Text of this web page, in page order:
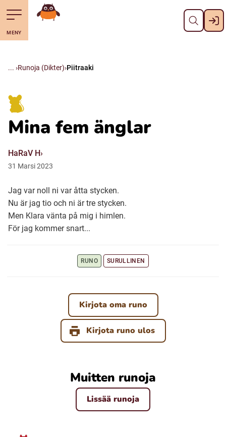
Till navigering av sidans innehåll
Till övergripande innehåll för webbplatsen Pane kiini
Suomi (Finska)
Julevsámegiella (Lulesamiska)
Åarjelsaemiengïele (Sydsamiska)
Davvisámegiella (Nordsamiska)
Bidumsámegiella (Pitesamiska)
Ubmejesámiengiälla (Umesamiska)
Arli (Romska)
Kelderash (Romska)
Lovari (Romska)
MENY
Mene starttisivule
Runoja (Dikter) Piitraaki
Mina fem änglar
HaRaV H
31 Marsi2023
Jag var noll ni var åtta stycken.
Nu är jag tio och ni är tre stycken.
Men Klara vänta på mig i himlen.
För jag kommer snart...
RUNO SURULLINEN
Kirjota oma runo
Kirjota runo ulos
Muitten runoja
Lissää runoja